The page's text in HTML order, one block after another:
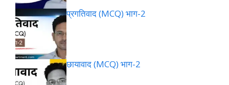
प्रगतिवाद (MCQ) भाग-2
छायावाद (MCQ) भाग-2